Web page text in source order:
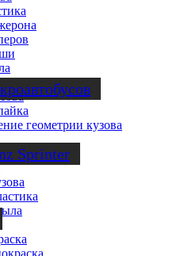
Sprinter
геометрии кузова